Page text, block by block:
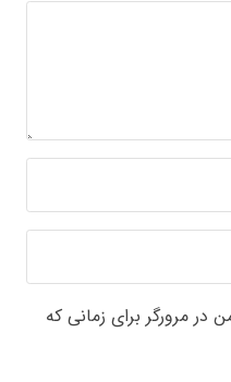
در مرورگر برای زمانی که